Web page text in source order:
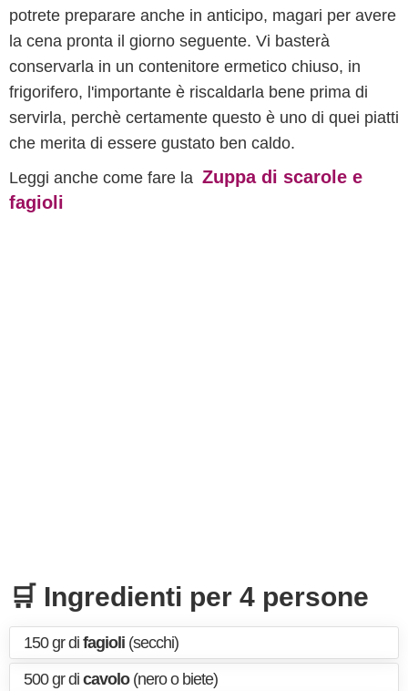
potrete preparare anche in anticipo, magari per avere
la cena pronta il giorno seguente. Vi basterà
conservarla in un contenitore ermetico chiuso, in
frigorifero, l'importante è riscaldarla bene prima di
servirla, perchè certamente questo è uno di quei piatti
che merita di essere gustato ben caldo.
Leggi anche come fare la Zuppa di scarole e
fagioli
🛒 Ingredienti per 4 persone
150 gr di fagioli (secchi)
500 gr di cavolo(nero o biete)